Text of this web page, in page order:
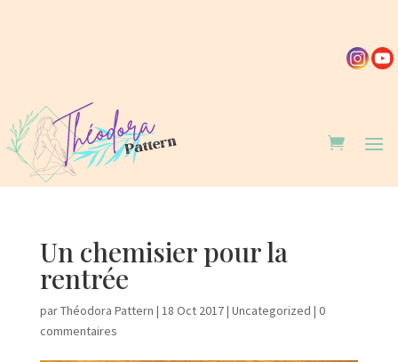
Un chemisier pour la
rentrée
parThéodora Pattern | 18 Oct 2017| Uncategorized | 0
commentaires